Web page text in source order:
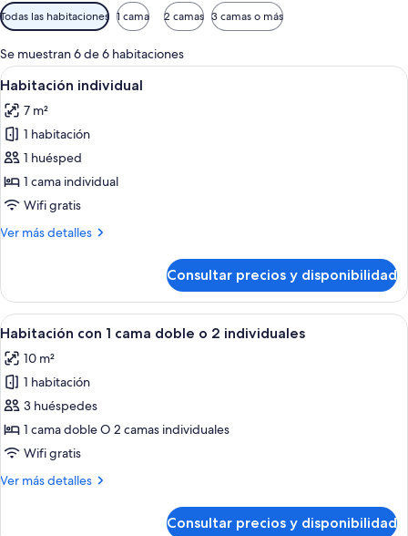
Filtros
disponibles
para
las
habitaciones
Todas las habitaciones 1 cama 2 camas 3 camas o más
Se muestran 6 de 6 habitaciones
Abrir
todas
las
fotos
de
Habitación
individual
Un dormitorio con una cama de
6
Habitación individual
7 m²
1 habitación
1 huésped
1 cama individual
Wifi gratis
Ver más detalles
Más
individual
Consultar precios y disponibilidad
Abrir
todas
las
fotos
de
Habitación
con
cama
Habitación de hotel con dos camas
14
Habitación con 1 cama doble o 2 individuales
10 m²
1 habitación
3 huéspedes
1 cama doble O 2 camas individuales
Wifi gratis
Ver más detalles
Más
Consultar precios y disponibilidad